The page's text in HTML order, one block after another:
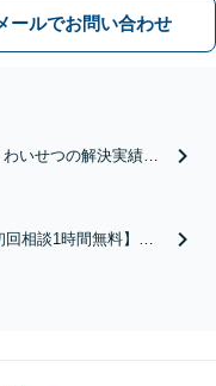
大の強み◎【刑事事件／警
されている方▶︎電話相談0
ールでお問い合わせ
いせつの解決実績多
電話相談0円！スピー
刑事事件、不利にな
回相談1時間無料】遺
約100件あり、解決実